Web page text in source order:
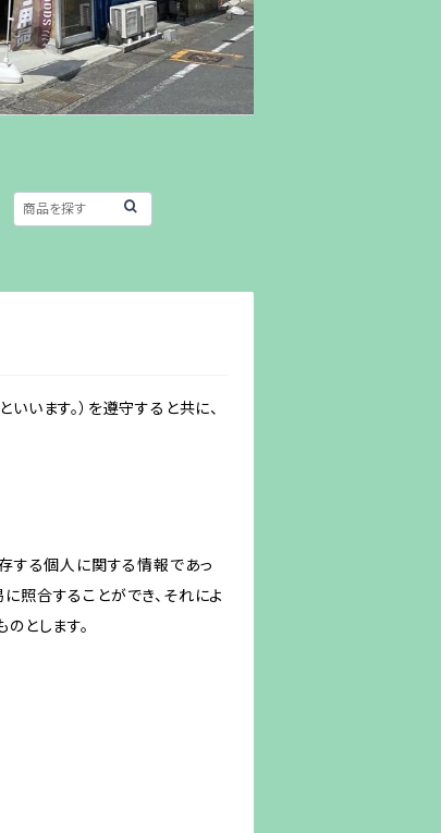
います。）を遵守すると共に、
する個人に関する情報であっ
照合することができ、それによ
とします。